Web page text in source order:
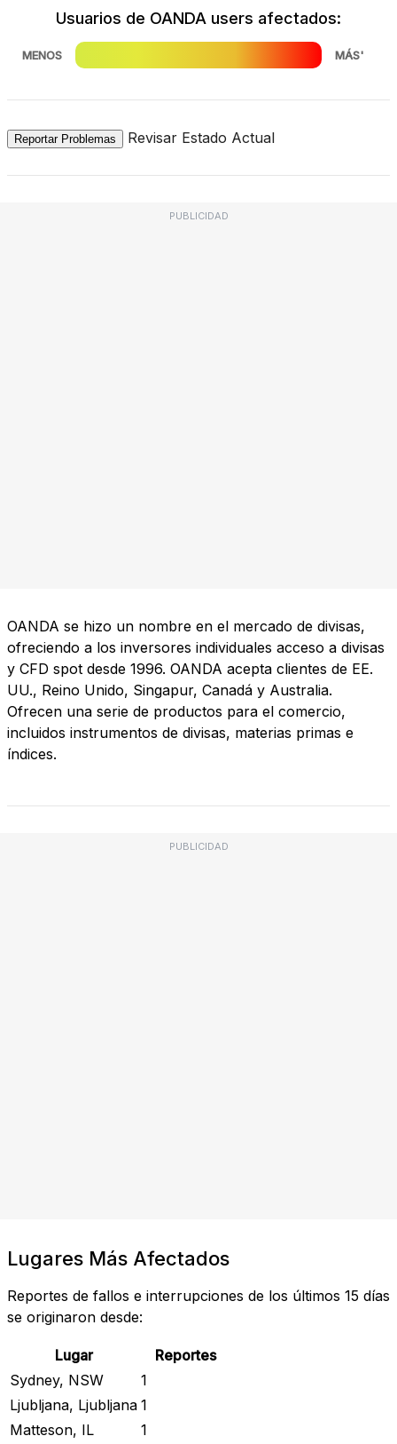
Usuarios de OANDA users afectados:
MENOS MÁS'
Reportar Problemas Revisar Estado Actual
PUBLICIDAD
OANDA se hizo un nombre en el mercado de divisas,
ofreciendo a los inversores individuales acceso a divisas
y CFD spot desde 1996. OANDA acepta clientes de EE.
UU., Reino Unido, Singapur, Canadá y Australia.
Ofrecen una serie de productos para el comercio,
incluidos instrumentos de divisas, materias primas e
índices.
PUBLICIDAD
Lugares Más Afectados
Reportes de fallos e interrupciones de los últimos 15 días
se originaron desde:
Lugar
Reportes
Sydney, NSW
1
Ljubljana, Ljubljana 1
Matteson, IL
1